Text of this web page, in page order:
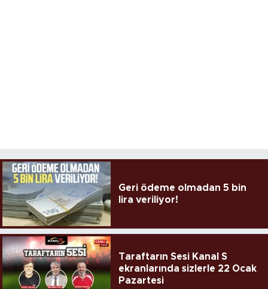
Geri ödeme olmadan 5 bin
lira veriliyor!
Taraftarın Sesi Kanal S
ekranlarında sizlerle 22 Ocak
Pazartesi